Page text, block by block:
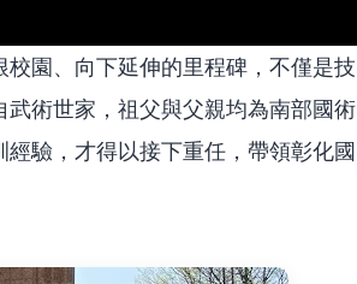
園、向下延伸的里程碑，不僅是技
術世家，祖父與父親均為南部國術
驗，才得以接下重任，帶領彰化國